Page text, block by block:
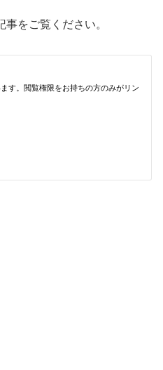
をご覧ください。